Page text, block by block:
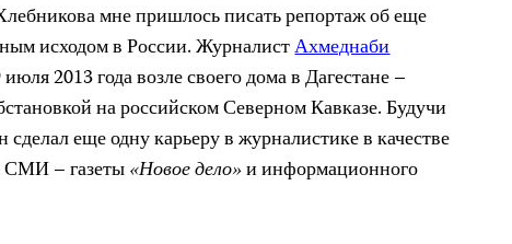
мне пришлось писать репортаж об еще
исходом в России. ЖурналистАхмеднаби
2013 года возле своего дома в Дагестане –
на российском Северном Кавказе. Будучи
еще одну карьеру в журналистике в качестве
СМИ – газеты«Новое дело»и информационного